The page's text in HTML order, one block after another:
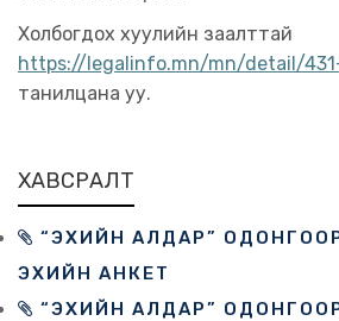
Холбогдох хуулийн заалттай
https://legalinfo.mn/mn/detail/
танилцана уу.
ХАВСРАЛТ
“ЭХИЙН АЛДАР”
ЭХИЙН АНКЕТ
“ЭХИЙН АЛДАР”